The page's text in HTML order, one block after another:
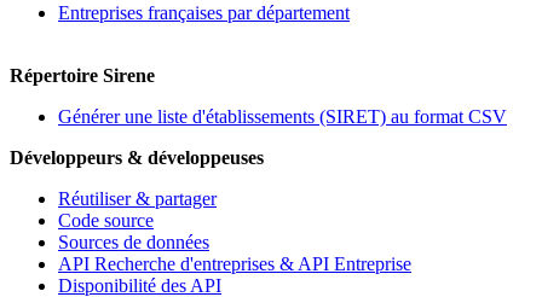
Entreprises françaises par département
Répertoire Sirene
Générer une liste d'établissements (SIRET) au format CSV
Développeurs & développeuses
Réutiliser & partager
Code source
Sources de données
API Recherche d'entreprises & API Entreprise
Disponibilité des API